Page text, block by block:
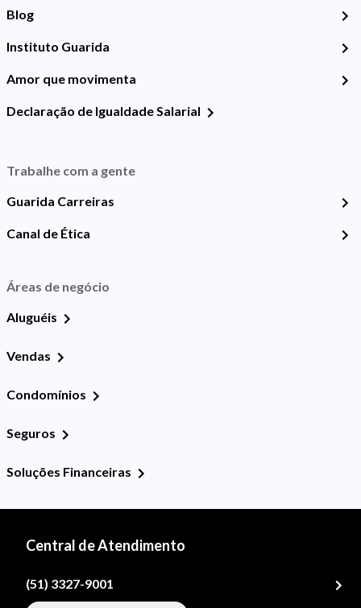
Blog
Instituto Guarida
Amor que movimenta
Declaração de Igualdade Salarial
Trabalhe com a gente
Guarida Carreiras
Canal de Ética
Áreas de negócio
Aluguéis
Vendas
Condomínios
Seguros
Soluções Financeiras
Central de Atendimento
(51) 3327-9001